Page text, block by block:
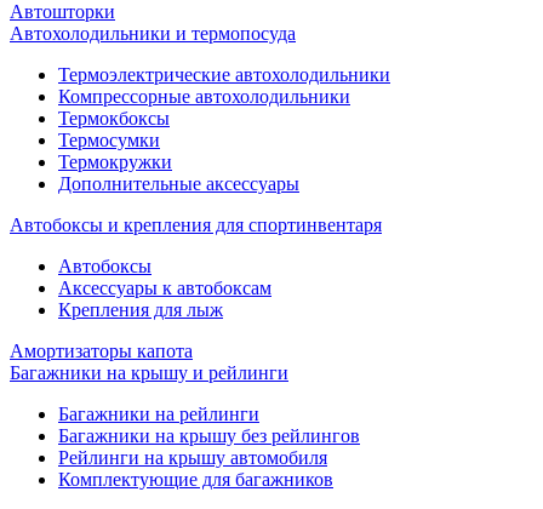
Автошторки
Автохолодильники и термопосуда
Термоэлектрические автохолодильники
Компрессорные автохолодильники
Термокбоксы
Термосумки
Термокружки
Дополнительные аксессуары
Автобоксы и крепления для спортинвентаря
Автобоксы
Аксессуары к автобоксам
Крепления для лыж
Амортизаторы капота
Багажники на крышу и рейлинги
Багажники на рейлинги
Багажники на крышу без рейлингов
Рейлинги на крышу автомобиля
Комплектующие для багажников